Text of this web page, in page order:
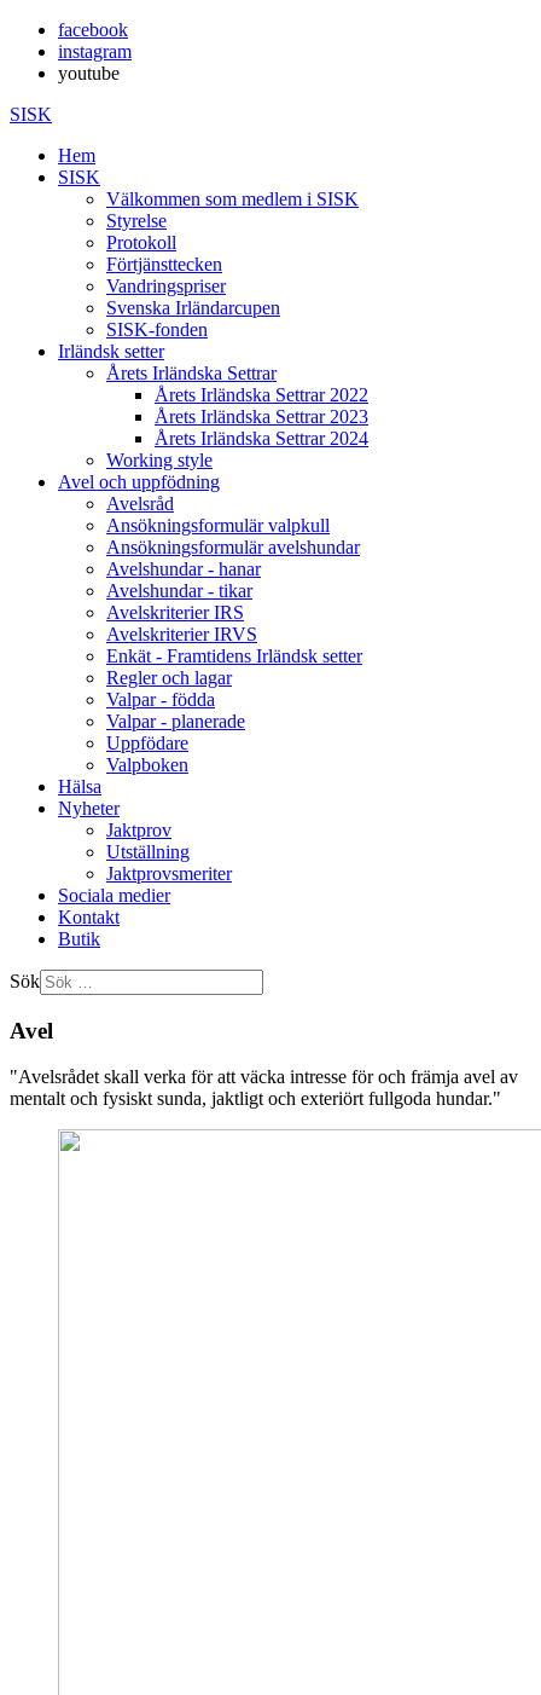
facebook
instagram
youtube
SISK
Hem
SISK
Välkommen som medlem i SISK
Styrelse
Protokoll
Förtjänsttecken
Vandringspriser
Svenska Irländarcupen
SISK-fonden
Irländsk setter
Årets Irländska Settrar
Årets Irländska Settrar 2022
Årets Irländska Settrar 2023
Årets Irländska Settrar 2024
Working style
Avel och uppfödning
Avelsråd
Ansökningsformulär valpkull
Ansökningsformulär avelshundar
Avelshundar - hanar
Avelshundar - tikar
Avelskriterier IRS
Avelskriterier IRVS
Enkät - Framtidens Irländsk setter
Regler och lagar
Valpar - födda
Valpar - planerade
Uppfödare
Valpboken
Hälsa
Nyheter
Jaktprov
Utställning
Jaktprovsmeriter
Sociala medier
Kontakt
Butik
Sök
Avel
"Avelsrådet skall verka för att väcka intresse för och främja avel av
mentalt och fysiskt sunda, jaktligt och exteriört fullgoda hundar."